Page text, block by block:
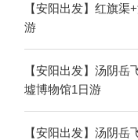
【安阳出发】红旗渠
游
【安阳出发】汤阴
墟博物馆1日游
【安阳出发】汤阴岳